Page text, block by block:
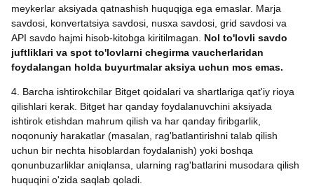
meykerlar aksiyada qatnashish huquqiga ega emaslar. Marja
savdosi, konvertatsiya savdosi, nusxa savdosi, grid savdosi va
API savdo hajmi hisob-kitobga kiritilmagan. Nol to'lovli savdo
juftliklari va spot to'lovlarni chegirma vaucherlaridan
foydalangan holda buyurtmalar aksiya uchun mos emas.
4. Barcha ishtirokchilar Bitget qoidalari va shartlariga qat'iy rioya
qilishlari kerak. Bitget har qanday foydalanuvchini aksiyada
ishtirok etishdan mahrum qilish va har qanday firibgarlik,
noqonuniy harakatlar (masalan, rag'batlantirishni talab qilish
uchun bir nechta hisoblardan foydalanish) yoki boshqa
qonunbuzarliklar aniqlansa, ularning rag'batlarini musodara qilish
huquqini o'zida saqlab qoladi.